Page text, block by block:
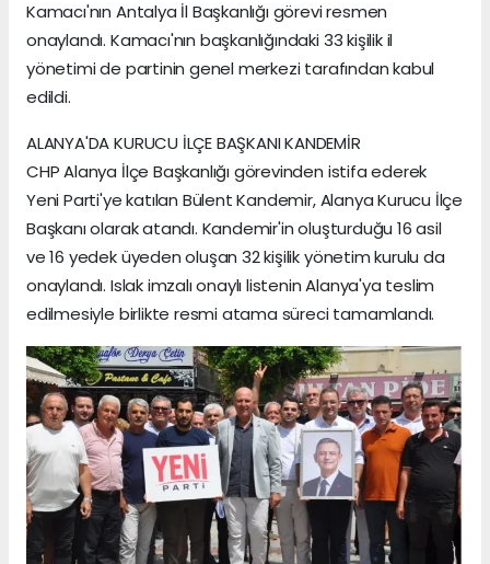
Kamacı'nın Antalya İl Başkanlığı görevi resmen
onaylandı. Kamacı'nın başkanlığındaki 33 kişilik il
yönetimi de partinin genel merkezi tarafından kabul
edildi.
ALANYA'DA KURUCU İLÇE BAŞKANI KANDEMİR
CHP Alanya İlçe Başkanlığı görevinden istifa ederek
Yeni Parti'ye katılan Bülent Kandemir, Alanya Kurucu İlçe
Başkanı olarak atandı. Kandemir'in oluşturduğu 16 asil
ve 16 yedek üyeden oluşan 32 kişilik yönetim kurulu da
onaylandı. Islak imzalı onaylı listenin Alanya'ya teslim
edilmesiyle birlikte resmi atama süreci tamamlandı.